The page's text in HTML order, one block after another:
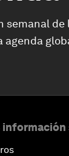
semanal de
agenda